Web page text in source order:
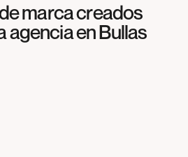
marca creados
agencia enBullas